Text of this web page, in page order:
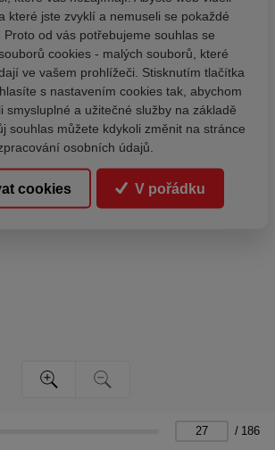
/ 186
které jste zvyklí a nemuseli se pokaždé
Proto od vás potřebujeme souhlas se
cookies - malých souborů, které
ve vašem prohlížeči. Stisknutím tlačítka
s nastavením cookies tak, abychom
smysluplné a užitečné služby na základě
souhlas můžete kdykoli změnit na stránce
osobních údajů.
cookies V pořádku